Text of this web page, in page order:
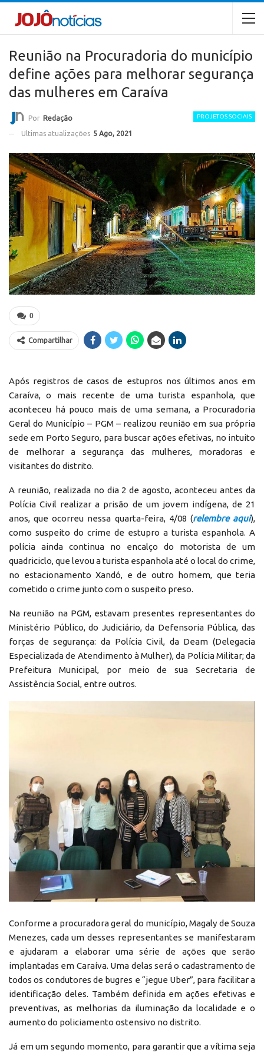
Reunião na Procuradoria do município
define ações para melhorar segurança
das mulheres em Caraíva
PROJETOS SOCIAIS
Por Redação
Ultimas atualizações 5 Ago, 2021
0
Compartilhar
Após registros de casos de estupros nos últimos anos em
Caraíva, o mais recente de uma turista espanhola, que
aconteceu há pouco mais de uma semana, a Procuradoria
Geral do Município – PGM – realizou reunião em sua própria
sede em Porto Seguro, para buscar ações efetivas, no intuito
de melhorar a segurança das mulheres, moradoras e
visitantes do distrito.
A reunião, realizada no dia 2 de agosto, aconteceu antes da
Polícia Civil realizar a prisão de um jovem indígena, de 21
anos, que ocorreu nessa quarta-feira, 4/08 (relembre aqui),
como suspeito do crime de estupro a turista espanhola. A
polícia ainda continua no encalço do motorista de um
quadriciclo, que levou a turista espanhola até o local do crime,
no estacionamento Xandó, e de outro homem, que teria
cometido o crime junto com o suspeito preso.
Na reunião na PGM, estavam presentes representantes do
Ministério Público, do Judiciário, da Defensoria Pública, das
forças de segurança: da Polícia Civil, da Deam (Delegacia
Especializada de Atendimento à Mulher), da Polícia Militar; da
Prefeitura Municipal, por meio de sua Secretaria de
Assistência Social, entre outros.
Conforme a procuradora geral do município, Magaly de Souza
Menezes, cada um desses representantes se manifestaram
e ajudaram a elaborar uma série de ações que serão
implantadas em Caraíva. Uma delas será o cadastramento de
todos os condutores de bugres e “jegue Uber”, para facilitar a
identificação deles. Também definida em ações efetivas e
preventivas, as melhorias da iluminação da localidade e o
aumento do policiamento ostensivo no distrito.
Já em um segundo momento, para garantir que a vítima seja